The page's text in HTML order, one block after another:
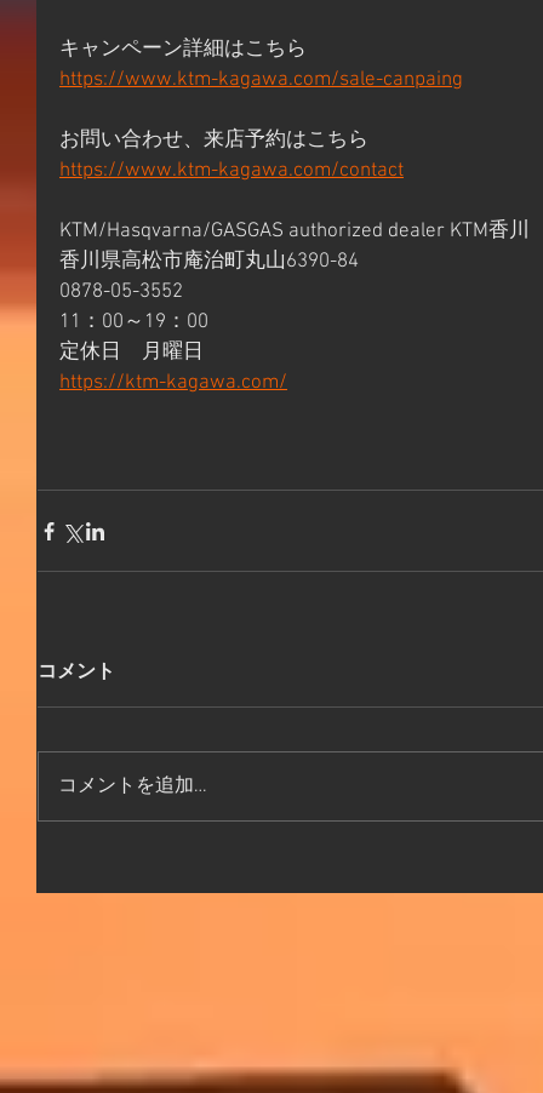
キャンペーン詳細はこちら
https://www.ktm-kagawa.com/sale-canpaing
お問い合わせ、来店予約はこちら
https://www.ktm-kagawa.com/contact
KTM/Hasqvarna/GASGAS authorized dealer KTM香川
香川県高松市庵治町丸山6390-84
0878-05-3552
11：00～19：00
定休日　月曜日
https://ktm-kagawa.com/
コメント
コメントを追加…